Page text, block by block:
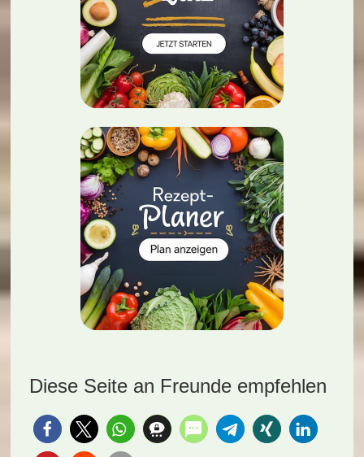
Diese Seite an Freunde empfehlen